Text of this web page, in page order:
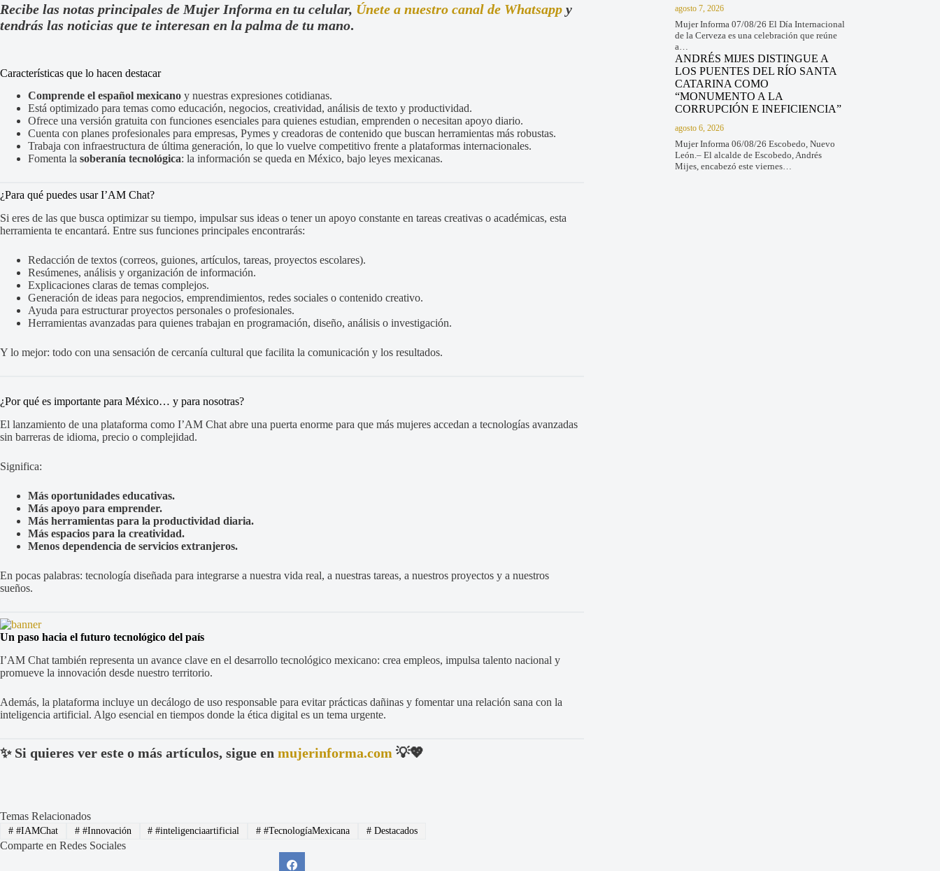
Recibe las notas principales de Mujer Informa en tu celular, Únete a nuestro canal de Whatsapp y
tendrás las noticias que te interesan en la palma de tu mano.
Características que lo hacen destacar
Comprende el español mexicano y nuestras expresiones cotidianas.
Está optimizado para temas como educación, negocios, creatividad, análisis de texto y productividad.
Ofrece una versión gratuita con funciones esenciales para quienes estudian, emprenden o necesitan apoyo diario.
Cuenta con planes profesionales para empresas, Pymes y creadoras de contenido que buscan herramientas más robustas.
Trabaja con infraestructura de última generación, lo que lo vuelve competitivo frente a plataformas internacionales.
Fomenta la soberanía tecnológica: la información se queda en México, bajo leyes mexicanas.
¿Para qué puedes usar I’AM Chat?
Si eres de las que busca optimizar su tiempo, impulsar sus ideas o tener un apoyo constante en tareas creativas o académicas, esta
herramienta te encantará. Entre sus funciones principales encontrarás:
Redacción de textos (correos, guiones, artículos, tareas, proyectos escolares).
Resúmenes, análisis y organización de información.
Explicaciones claras de temas complejos.
Generación de ideas para negocios, emprendimientos, redes sociales o contenido creativo.
Ayuda para estructurar proyectos personales o profesionales.
Herramientas avanzadas para quienes trabajan en programación, diseño, análisis o investigación.
Y lo mejor: todo con una sensación de cercanía cultural que facilita la comunicación y los resultados.
¿Por qué es importante para México… y para nosotras?
El lanzamiento de una plataforma como I’AM Chat abre una puerta enorme para que más mujeres accedan a tecnologías avanzadas
sin barreras de idioma, precio o complejidad.
Significa:
Más oportunidades educativas.
Más apoyo para emprender.
Más herramientas para la productividad diaria.
Más espacios para la creatividad.
Menos dependencia de servicios extranjeros.
En pocas palabras: tecnología diseñada para integrarse a nuestra vida real, a nuestras tareas, a nuestros proyectos y a nuestros
sueños.
Un paso hacia el futuro tecnológico del país
I’AM Chat también representa un avance clave en el desarrollo tecnológico mexicano: crea empleos, impulsa talento nacional y
promueve la innovación desde nuestro territorio.
Además, la plataforma incluye un decálogo de uso responsable para evitar prácticas dañinas y fomentar una relación sana con la
inteligencia artificial. Algo esencial en tiempos donde la ética digital es un tema urgente.
✨ Si quieres ver este o más artículos, sigue en mujerinforma.com 💡💖
Temas Relacionados
##IAMChat ##Innovación # #inteligenciaartificial # #TecnologíaMexicana # Destacados
Comparte en Redes Sociales
agosto 7, 2026
Mujer Informa 07/08/26 El Día Internacional
de la Cerveza es una celebración que reúne
a…
ANDRÉS MIJES DISTINGUE A
LOS PUENTES DEL RÍO SANTA
CATARINA COMO
“MONUMENTO A LA
CORRUPCIÓN E INEFICIENCIA”
agosto 6, 2026
Mujer Informa 06/08/26 Escobedo, Nuevo
León.– El alcalde de Escobedo, Andrés
Mijes, encabezó este viernes…